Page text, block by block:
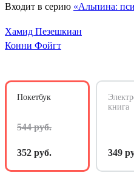
Входит в серию «Альпина:
Хамид Пезешкиан
Конни Фойгт
Покетбук
544 руб.
352 руб.
книга
349